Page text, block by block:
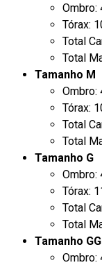
Ombro:
Tórax:
Total
Total
Tamanho M
Ombro:
Tórax:
Total
Total
Tamanho G
Ombro:
Tórax:
Total
Total
Tamanho GG
Ombro: